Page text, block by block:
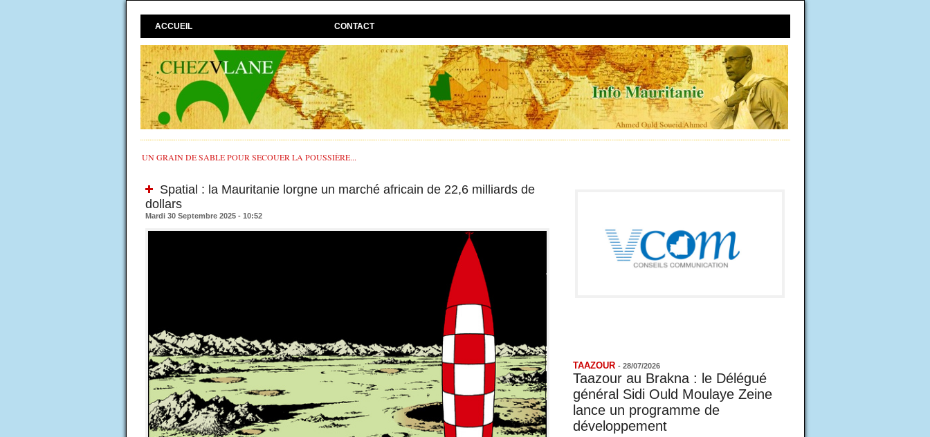
ACCUEIL CONTACT
UN GRAIN DE SABLE POUR SECOUER LA POUSSIÈRE...
Spatial : la Mauritanie lorgne un marché africain de 22,6 milliards de
dollars
Mardi 30 Septembre 2025 - 10:52
TAAZOUR - 28/07/2026
Taazour au Brakna : le Délégué
général Sidi Ould Moulaye Zeine
lance un programme de
développement